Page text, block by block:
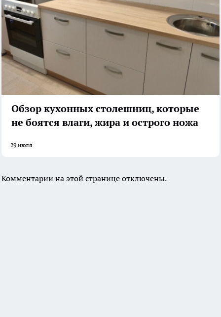
Обзор кухонных столешниц, которые
не боятся влаги, жира и острого ножа
29 июля
Комментарии на этой странице отключены.